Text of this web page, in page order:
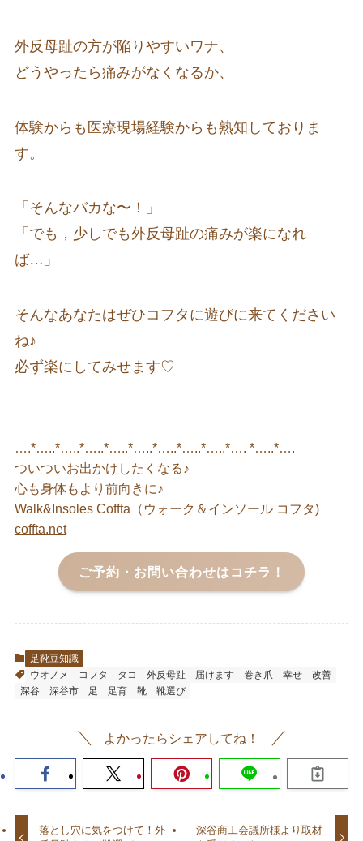
外反母趾の方が陥りやすいワナ、
どうやったら痛みがなくなるか、
体験からも医療現場経験からも熟知しておりま
す。
「そんなバカな〜！」
「でも，少しでも外反母趾の痛みが楽になれ
ば…」
そんなあなたはぜひコフタに遊びに来てください
ね♪
必ず楽にしてみせます♡
….*…..*…..*…..*…..*…..*…..*…..*…..*…. *…..*….
ついついお出かけしたくなる♪
心も身体もより前向きに♪
Walk&Insoles Coffta（ウォーク＆インソール コフタ)
coffta.net
ご予約・お問い合わせはコチラ！
足靴豆知識
ウオノメ
コフタ タコ 外反母趾 届けます 巻き爪 幸せ
改善
深谷
深谷市 足 足育 靴 靴選び
よかったらシェアしてね！
落とし穴に気をつけて！外
深谷商工会議所様より取材